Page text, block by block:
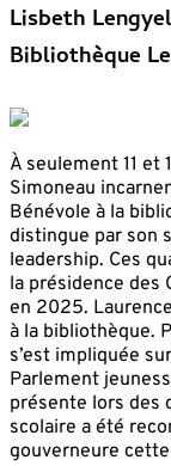
Lisbeth
Bibliothèque
À seulement 11 et
Simoneau
Bénévole à la
distingue par son
leadership. Ces
la présidence des
en 2025.
à la bibliothèque.
s’est impliquée
Parlement
présente lors des
scolaire a été
gouverneure